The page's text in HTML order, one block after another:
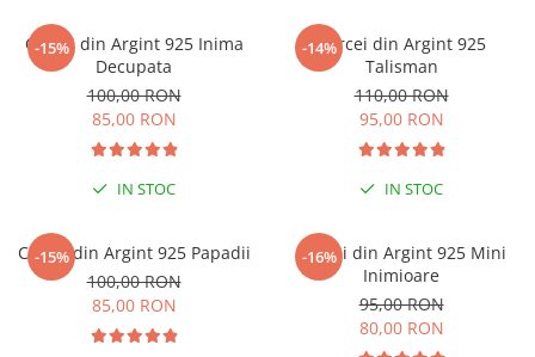
Coliere cu Molecule
Coliere Diverse
BRĂȚĂRI CU ȘNUR REGLABIL
BRĂȚĂRI CU PIETRE SEMIPREȚIOASE
Brățări din Aur cu pietre
semiprețioase
Brățări din Argint cu pietre
semiprețioase
-15%
Cercei din Argint 925 Inima
Decupata
100,00 RON
85,00 RON
IN STOC
-14%Cercei din Argint 925
Talisman
110,00 RON
95,00 RON
IN STOC
-15%
Cercei din Argint 925 Papadii
100,00 RON
85,00 RON
-16%
Cercei din Argint 925 Mini
Inimioare
95,00 RON
80,00 RON